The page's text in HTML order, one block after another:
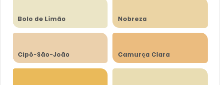
Bolo de Limão Nobreza
Cipó-São-João Camurça Clara